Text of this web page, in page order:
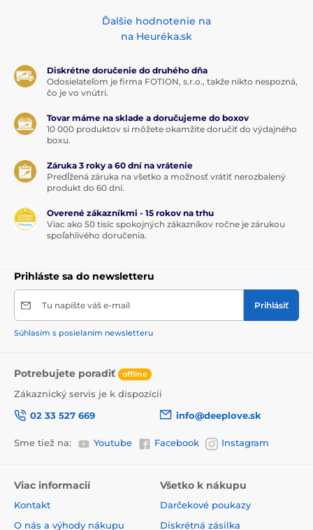
Ďalšie hodnotenie na
na Heuréka.sk
Diskrétne doručenie do druhého dňa
Odosielateľom je firma FOTION, s.r.o., takže nikto nespozná,
čo je vo vnútri.
Tovar máme na sklade a doručujeme do boxov
10 000 produktov si môžete okamžite doručiť do výdajného
boxu.
Záruka 3 roky a 60 dní na vrátenie
Predĺžená záruka na všetko a možnosť vrátiť nerozbalený
produkt do 60 dní.
Overené zákazníkmi - 15 rokov na trhu
Viac ako 50 tisíc spokojných zákazníkov ročne je zárukou
spoľahlivého doručenia.
Prihláste sa do newsletteru
Tu napíšte váš e-mail Prihlásiť
Súhlasím s posielaním newsletteru
Potrebujete poradiť offline
Zákaznický servis je k dispozícii
02 33 527 669
info@deeplove.sk
Sme tiež na: Youtube Facebook Instagram
Viac informacií
Kontakt
O nás a výhody nákupu
Všetko k nákupu
Darčekové poukazy
Diskrétná zásilka